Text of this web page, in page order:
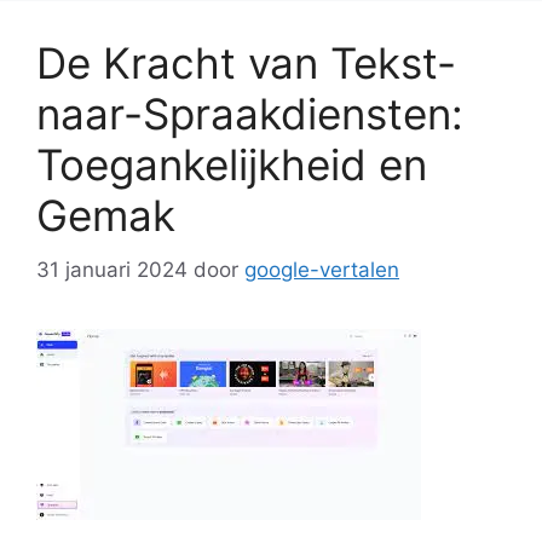
De Kracht van Tekst-
naar-Spraakdiensten:
Toegankelijkheid en
Gemak
31 januari 2024 door google-vertalen